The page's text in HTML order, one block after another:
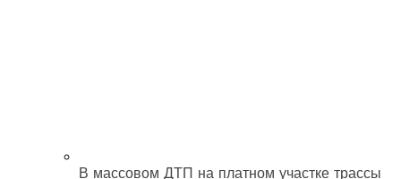
В массовом ДТП на платном участке трассы